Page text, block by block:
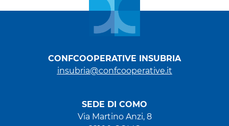
CONFCOOPERATIVE INSUBRIA
insubria@confcooperative.it
SEDE DI COMO
Via Martino Anzi, 8